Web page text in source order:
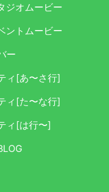
ジオムービー
ントムービー
ー
ィ[あ〜さ行]
ィ[た〜な行]
ィ[は行〜]